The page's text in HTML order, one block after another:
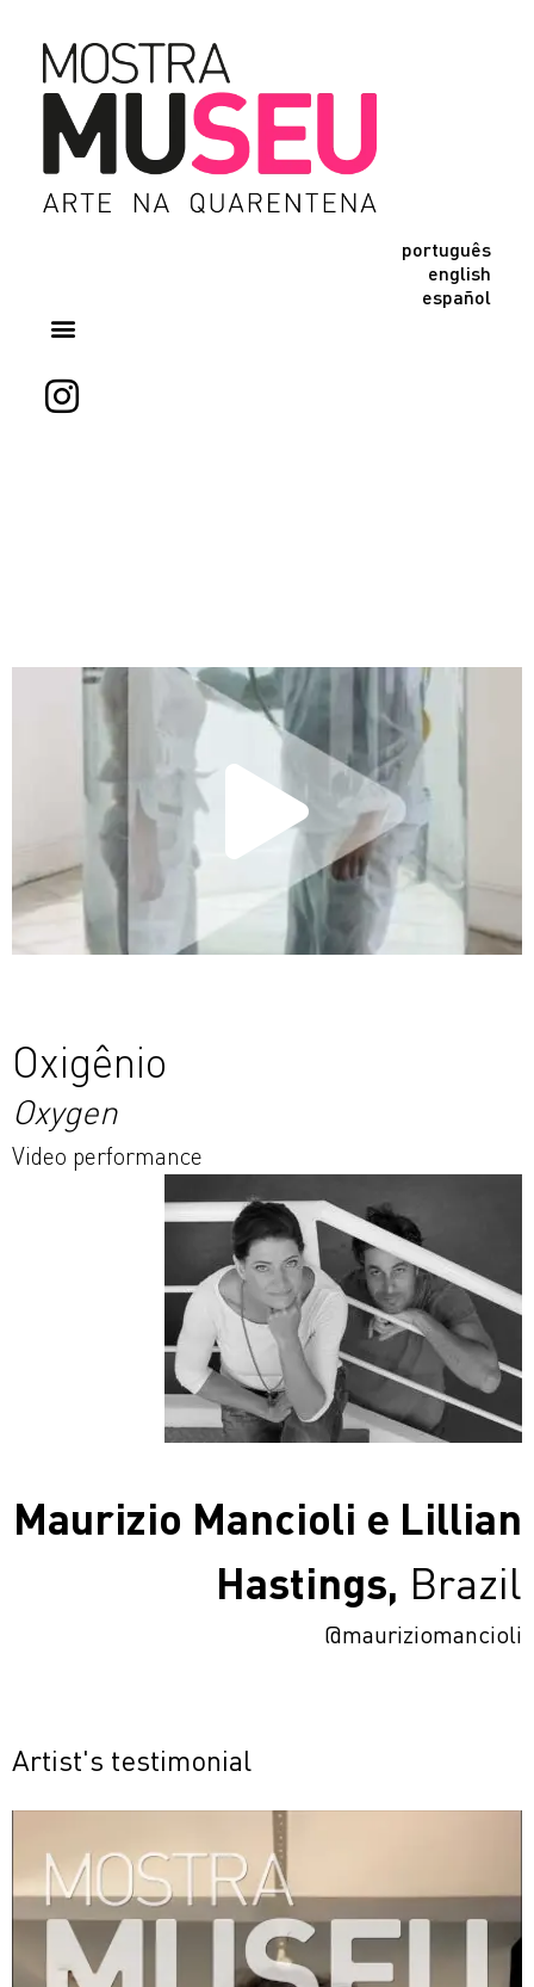
português
english
español
Oxigênio
Oxygen
Video performance
Maurizio Mancioli e Lillian
Hastings, Brazil
@mauriziomancioli
Artist's testimonial